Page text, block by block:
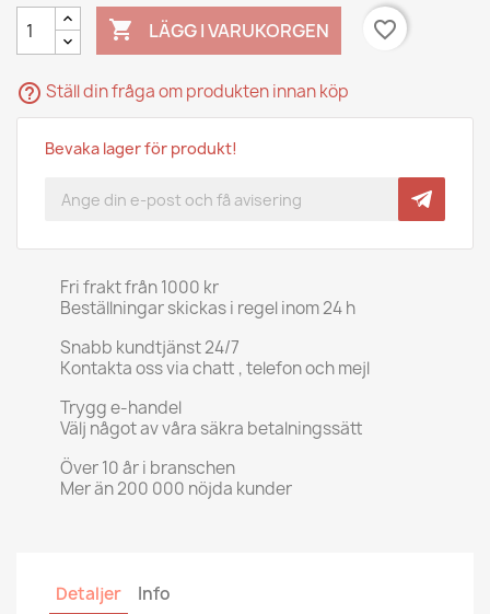
 LÄGG I VARUKORGEN favorite_border
help_outline Ställ din fråga om produkten innan köp
Bevaka lager för produkt!
Fri frakt från 1000 kr
Beställningar skickas i regel inom 24 h
Snabb kundtjänst 24/7
Kontakta oss via chatt , telefon och mejl
Trygg e-handel
Välj något av våra säkra betalningssätt
Över 10 år i branschen
Mer än 200 000 nöjda kunder
Detaljer Info